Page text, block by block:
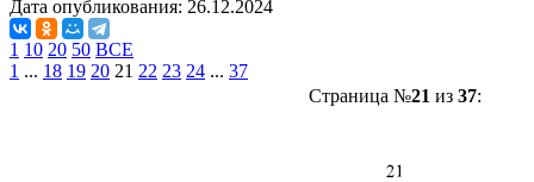
Дата опубликования: 26.12.2024
1 10 20 50 ВСЕ
1 ... 18 19 20 21 22 23 24 ... 37
Страница №21 из 37: